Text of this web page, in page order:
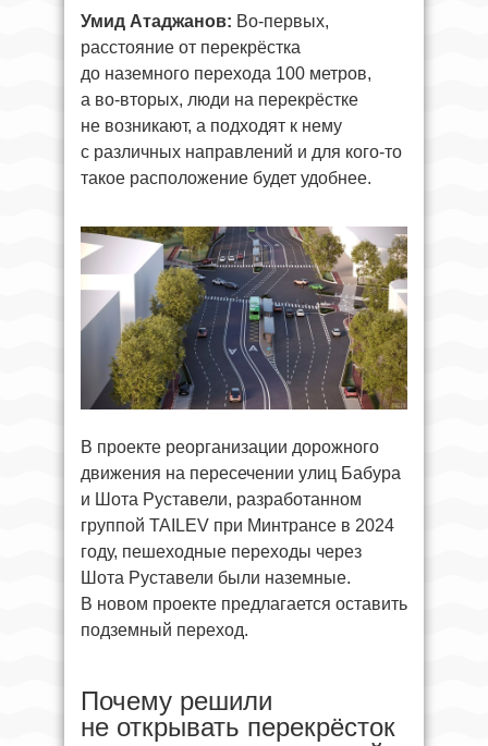
Умид Атаджанов: Во-первых,
расстояние от перекрёстка
до наземного перехода 100 метров,
а во-вторых, люди на перекрёстке
не возникают, а подходят к нему
с различных направлений и для кого-то
такое расположение будет удобнее.
В проекте реорганизации дорожного
движения на пересечении улиц Бабура
и Шота Руставели, разработанном
группой TAILEV при Минтрансе в 2024
году, пешеходные переходы через
Шота Руставели были наземные.
В новом проекте предлагается оставить
подземный переход.
Почему решили
не открывать перекрёсток